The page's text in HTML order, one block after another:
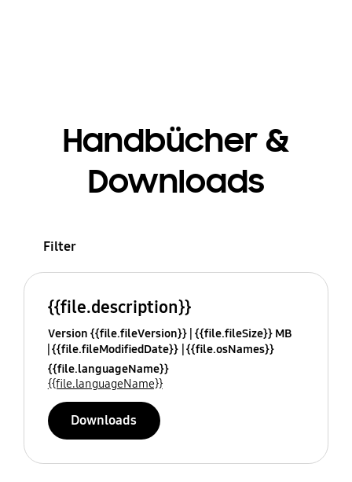
Handbücher &
Downloads
Filter
{{file.description}}
Version {{file.fileVersion}} {{file.fileSize}} MB
{{file.fileModifiedDate}} {{file.osNames}}
{{file.languageName}}
{{file.languageName}}
Downloads